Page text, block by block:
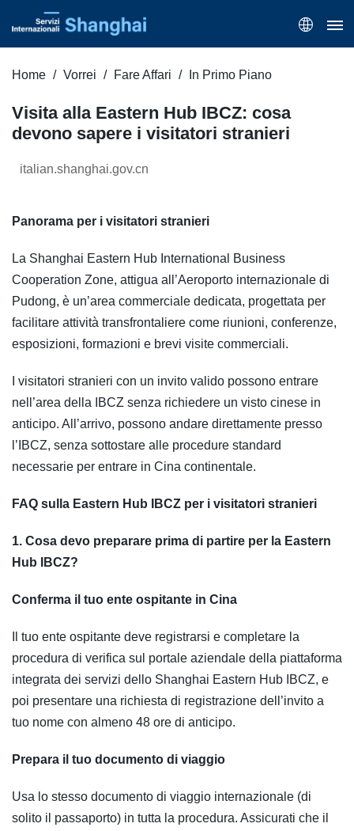
Home Vorrei Fare Affari In Primo Piano
Visita alla Eastern Hub IBCZ: cosa
devono sapere i visitatori stranieri
italian.shanghai.gov.cn
Panorama per i visitatori stranieri
La Shanghai Eastern Hub International Business
Cooperation Zone, attigua all’Aeroporto internazionale di
Pudong, è un’area commerciale dedicata, progettata per
facilitare attività transfrontaliere come riunioni, conferenze,
esposizioni, formazioni e brevi visite commerciali.
I visitatori stranieri con un invito valido possono entrare
nell’area della IBCZ senza richiedere un visto cinese in
anticipo. All’arrivo, possono andare direttamente presso
l’IBCZ, senza sottostare alle procedure standard
necessarie per entrare in Cina continentale.
FAQ sulla Eastern Hub IBCZ per i visitatori stranieri
1. Cosa devo preparare prima di partire per la Eastern
Hub IBCZ?
Conferma il tuo ente ospitante in Cina
Il tuo ente ospitante deve registrarsi e completare la
procedura di verifica sul portale aziendale della piattaforma
integrata dei servizi dello Shanghai Eastern Hub IBCZ, e
poi presentare una richiesta di registrazione dell’invito a
tuo nome con almeno 48 ore di anticipo.
Prepara il tuo documento di viaggio
Usa lo stesso documento di viaggio internazionale (di
solito il passaporto) in tutta la procedura. Assicurati che il